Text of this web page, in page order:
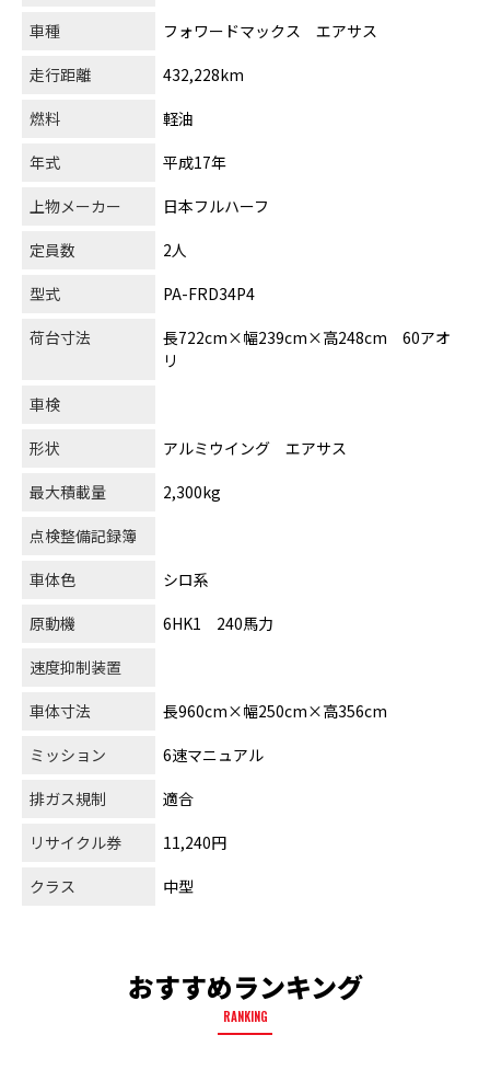
車種
フォワードマックス エアサス
走行距離
432,228km
燃料
軽油
年式
平成17年
上物メーカー
日本フルハーフ
定員数
2人
型式
PA-FRD34P4
荷台寸法
長722cm×幅239cm×高248cm 60アオ
リ
車検
形状
アルミウイング エアサス
最大積載量
2,300kg
点検整備記録簿
車体色
シロ系
原動機
6HK1 240馬力
速度抑制装置
車体寸法
長960cm×幅250cm×高356cm
ミッション
6速マニュアル
排ガス規制
適合
リサイクル券
11,240円
クラス
中型
おすすめランキング
RANKING